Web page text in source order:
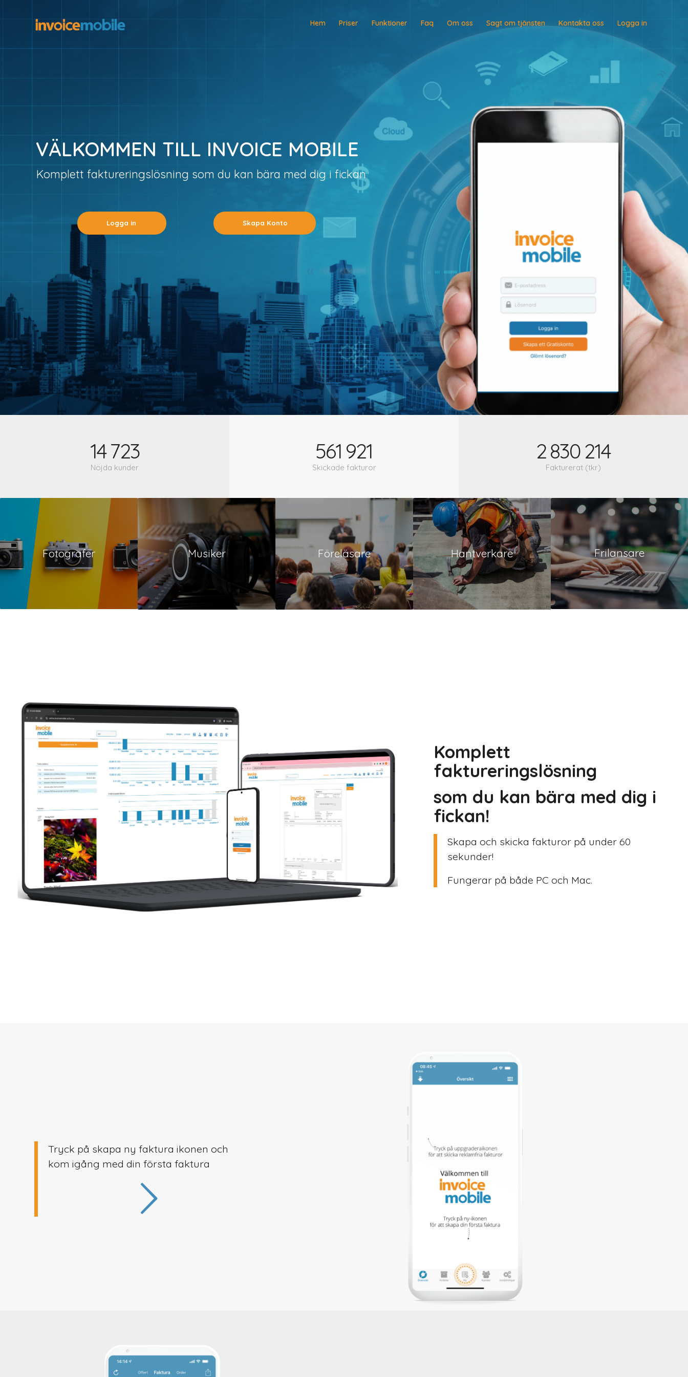
Hem Priser Funktioner Faq Om oss Sagt om tjänsten Kontakta oss Logga in
VÄLKOMMEN TILL INVOICE MOBILE
Komplett faktureringslösning som du kan bära med dig i fickan
Skapa Konto
Logga in
14723
Nöjda kunder
561 921
Skickade fakturor
2830214
Fakturerat (tkr)
Fotografer Musiker Föreläsare Hantverkare Frilansare
Komplett
faktureringslösning
som du kan bära med dig i
fickan!
Skapa och skicka fakturor på under 60
sekunder!
Fungerar på både PC och Mac.
Tryck på skapa ny faktura ikonen och
kom igång med din första faktura